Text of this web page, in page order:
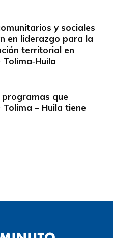
y sociales
en liderazgo para la
territorial en
Tolima‑Huila
programas que
Tolima – Huila tiene